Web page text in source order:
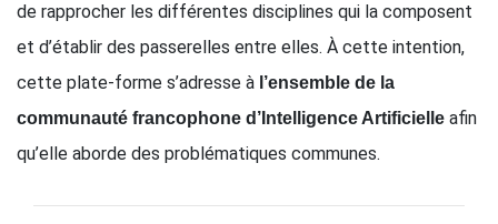
de rapprocher les différentes disciplines qui la composent
et d’établir des passerelles entre elles. À cette intention,
cette plate-forme s’adresse à l’ensemble de la
communauté francophone d’Intelligence Artificielle afin
qu’elle aborde des problématiques communes.